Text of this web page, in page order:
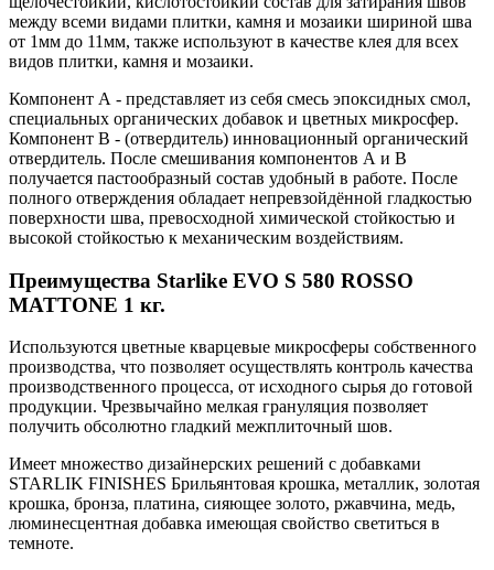
между всеми видами плитки, камня и мозаики шириной шва
от 1мм до 11мм, также используют в качестве клея для всех
видов плитки, камня и мозаики.
Компонент А - представляет из себя смесь эпоксидных смол,
специальных органических добавок и цветных микросфер.
Компонент В - (отвердитель) инновационный органический
отвердитель. После смешивания компонентов А и В
получается пастообразный состав удобный в работе. После
полного отверждения обладает непревзойдённой гладкостью
поверхности шва, превосходной химической стойкостью и
высокой стойкостью к механическим воздействиям.
Преимущества Starlike EVO S 580 ROSSO
MATTONE 1 кг.
Используются цветные кварцевые микросферы собственного
производства, что позволяет осуществлять контроль качества
производственного процесса, от исходного сырья до готовой
продукции. Чрезвычайно мелкая грануляция позволяет
получить обсолютно гладкий межплиточный шов.
Имеет множество дизайнерских решений с добавками
STARLIK FINISHES Брильянтовая крошка, металлик, золотая
крошка, бронза, платина, сияющее золото, ржавчина, медь,
люминесцентная добавка имеющая свойство светиться в
темноте.